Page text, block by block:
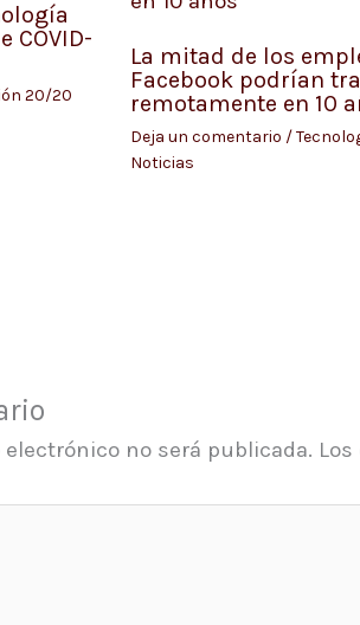
COVID-
20/20
La mitad de los
Facebook podrían
remotamente en 10
Deja un comentario /
Noticias
no será publicada.